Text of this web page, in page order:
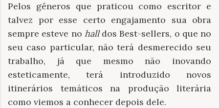
Pelos gêneros que praticou como escritor e
talvez por esse certo engajamento sua obra
sempre esteve no halldos Best-sellers, o que no
seu caso particular, não terá desmerecido seu
trabalho, já que mesmo não inovando
esteticamente, terá introduzido novos
itinerários temáticos na produção literária
como viemos a conhecer depois dele.